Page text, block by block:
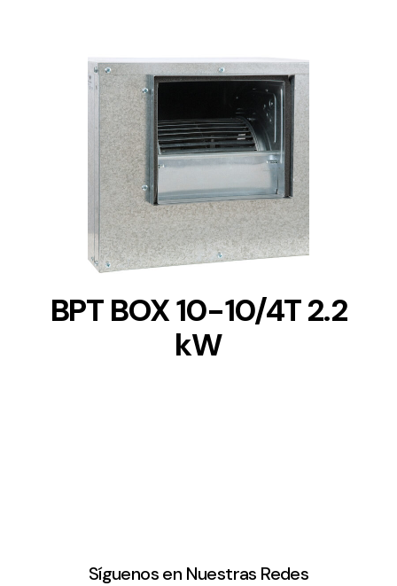
DETAILS
BPT BOX 10-10/4T 2.2
kW
Síguenos en Nuestras Redes